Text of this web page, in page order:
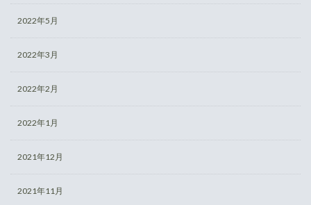
2022年5月
2022年3月
2022年2月
2022年1月
2021年12月
2021年11月